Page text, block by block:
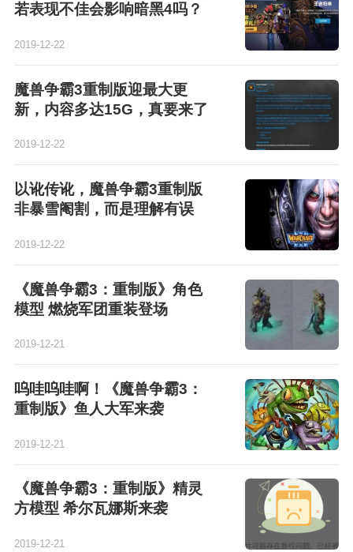
若表现不佳会影响暗黑4吗？
2019-12-22
魔兽争霸3重制版迎最大更
新，内容多达15G，真要来了
2019-12-22
以讹传讹，魔兽争霸3重制版
非暴雪阉割，而是理解有误
2019-12-22
《魔兽争霸3：重制版》角色
模型 燃烧军团重装登场
2019-12-21
呜哇呜哇啊！《魔兽争霸3：
重制版》鱼人大军来袭
2019-12-21
《魔兽争霸3：重制版》精灵
方模型 希尔瓦娜斯来袭
2019-12-21